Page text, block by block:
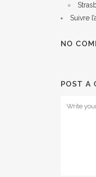
Suivre
NO
POST A